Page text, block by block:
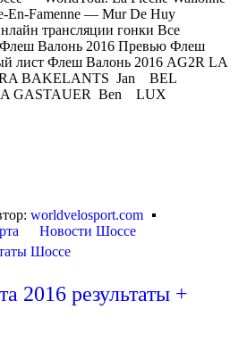
En-Famenne — Mur De Huy
трансляции гонки Все
Флеш Валонь 2016 Превью Флеш
лист Флеш Валонь 2016 AG2R LA
BAKELANTS Jan BEL
GASTAUER Ben LUX
worldvelosport.com
Новости Шоссе
Шоссе
2016 результаты +